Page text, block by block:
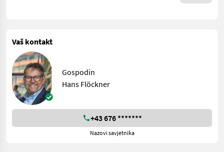
Vaš kontakt
Gospodin
Hans Flöckner
+43 676 *******
Nazovi savjetnika